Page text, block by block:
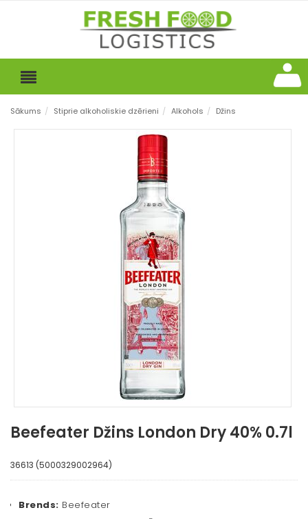
Sākums / Stiprie alkoholiskie dzērieni / Alkohols / Džins
Beefeater Džins London Dry 40% 0.7l
36613 (5000329002964)
Brends: Beefeater